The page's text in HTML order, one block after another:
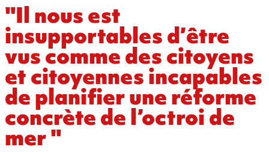
"Il nous est
insupportables d’être
vus comme des citoyens
et citoyennes incapables
de planifier une réforme
concrète de l’octroi de
mer "